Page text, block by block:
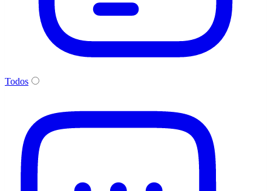
Todos